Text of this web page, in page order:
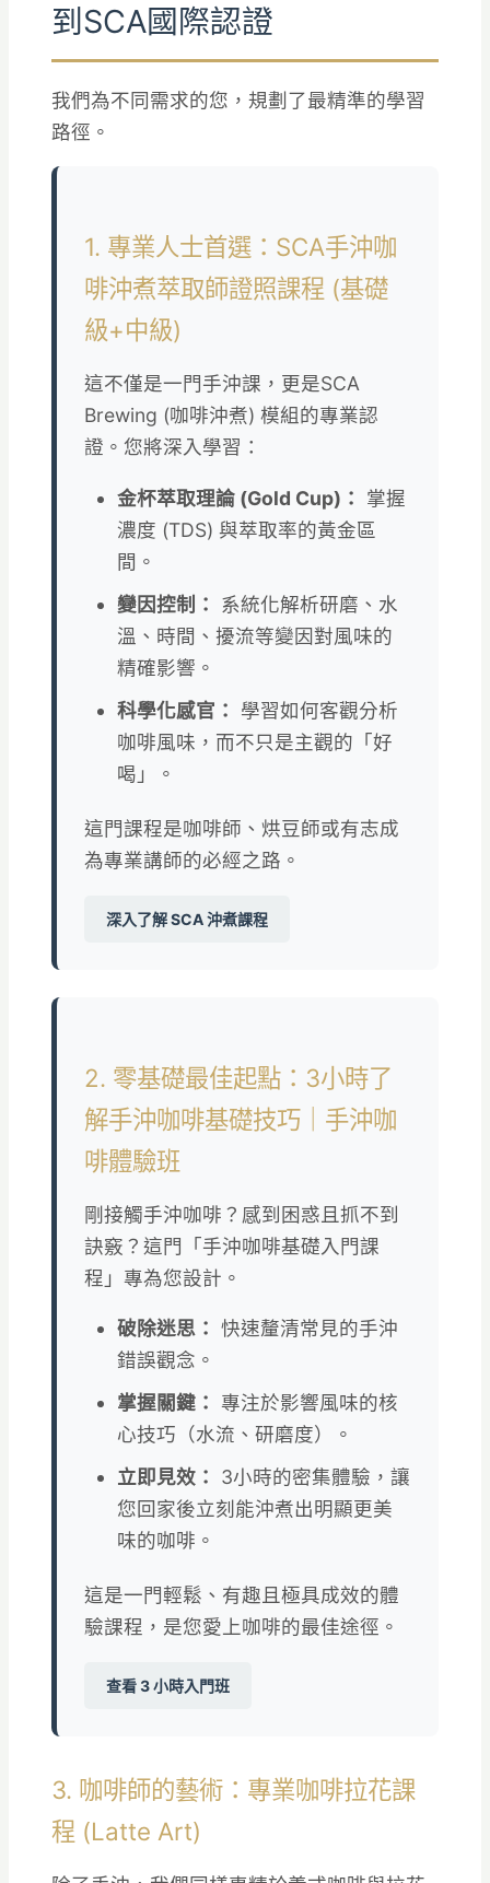
到SCA國際認證
我們為不同需求的您，規劃了最精準的學習
路徑。
1. 專業人士首選：SCA手沖咖
啡沖煮萃取師證照課程 (基礎
級+中級)
這不僅是一門手沖課，更是SCA
Brewing (咖啡沖煮) 模組的專業認
證。您將深入學習：
金杯萃取理論 (Gold Cup)：
掌握
濃度 (TDS) 與萃取率的黃金區
間。
變因控制：
系統化解析研磨、水
溫、時間、擾流等變因對風味的
精確影響。
科學化感官：
學習如何客觀分析
咖啡風味，而不只是主觀的「好
喝」。
這門課程是咖啡師、烘豆師或有志成
為專業講師的必經之路。
深入了解 SCA 沖煮課程
2. 零基礎最佳起點：3小時了
解手沖咖啡基礎技巧｜手沖咖
啡體驗班
剛接觸手沖咖啡？感到困惑且抓不到
訣竅？這門「手沖咖啡基礎入門課
程」專為您設計。
破除迷思： 快速釐清常見的手沖
錯誤觀念。
掌握關鍵： 專注於影響風味的核
心技巧（水流、研磨度）。
立即見效：
3小時的密集體驗，讓
您回家後立刻能沖煮出明顯更美
味的咖啡。
這是一門輕鬆、有趣且極具成效的體
驗課程，是您愛上咖啡的最佳途徑。
查看 3 小時入門班
3. 咖啡師的藝術：專業咖啡拉花課
程 (Latte Art)